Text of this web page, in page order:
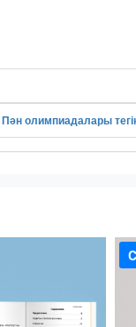
Пән олимпиадалары